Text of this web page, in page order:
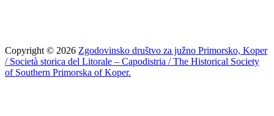
Copyright © 2026 Zgodovinsko društvo za južno Primorsko, Koper
/ Società storica del Litorale – Capodistria / The Historical Society
of Southern Primorska of Koper.